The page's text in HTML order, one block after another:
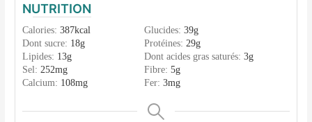
NUTRITION
Calories:387kcal Glucides:39g
Dont sucre: 18g Protéines: 29g
Lipides: 13g Dont acides gras saturés:3g
Sel: 252mg Fibre:5g
Calcium: 108mg Fer:3mg